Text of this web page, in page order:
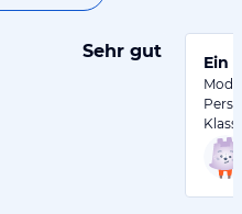
Sehr gut
Ein